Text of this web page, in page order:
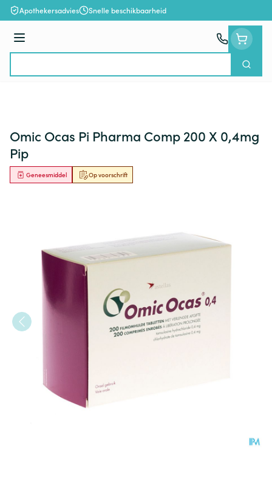
Ga naar de inhoud
Apothekersadvies Snelle beschikbaarheid
Menu
Zoek
Omic Ocas Pi Pharma Comp 200 X 0,4mg
Pip
Op voorschrift
Geneesmiddel